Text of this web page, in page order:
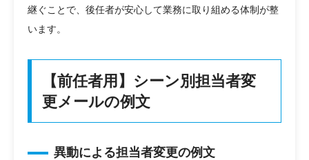
継ぐことで、後任者が安心して業務に取り組める体制が整
います。
【前任者用】シーン別担当者変
更メールの例文
異動による担当者変更の例文